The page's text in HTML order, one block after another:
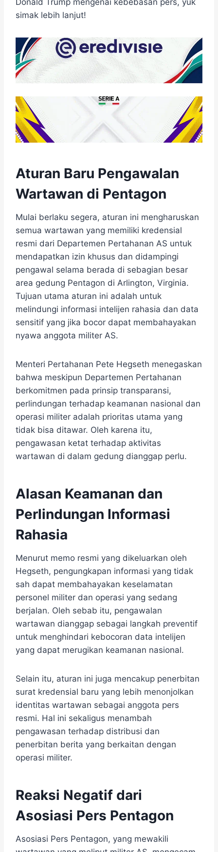
simak lebih lanjut!
Aturan Baru Pengawalan
Wartawan di Pentagon
Mulai berlaku segera, aturan ini mengharuskan
semua wartawan yang memiliki kredensial
resmi dari Departemen Pertahanan AS untuk
mendapatkan izin khusus dan didampingi
pengawal selama berada di sebagian besar
area gedung Pentagon di Arlington, Virginia.
Tujuan utama aturan ini adalah untuk
melindungi informasi intelijen rahasia dan data
sensitif yang jika bocor dapat membahayakan
nyawa anggota militer AS.
Menteri Pertahanan Pete Hegseth menegaskan
bahwa meskipun Departemen Pertahanan
berkomitmen pada prinsip transparansi,
perlindungan terhadap keamanan nasional dan
operasi militer adalah prioritas utama yang
tidak bisa ditawar. Oleh karena itu,
pengawasan ketat terhadap aktivitas
wartawan di dalam gedung dianggap perlu.
Alasan Keamanan dan
Perlindungan Informasi
Rahasia
Menurut memo resmi yang dikeluarkan oleh
Hegseth, pengungkapan informasi yang tidak
sah dapat membahayakan keselamatan
personel militer dan operasi yang sedang
berjalan. Oleh sebab itu, pengawalan
wartawan dianggap sebagai langkah preventif
untuk menghindari kebocoran data intelijen
yang dapat merugikan keamanan nasional.
Selain itu, aturan ini juga mencakup penerbitan
surat kredensial baru yang lebih menonjolkan
identitas wartawan sebagai anggota pers
resmi. Hal ini sekaligus menambah
pengawasan terhadap distribusi dan
penerbitan berita yang berkaitan dengan
operasi militer.
Reaksi Negatif dari
Asosiasi Pers Pentagon
Asosiasi Pers Pentagon, yang mewakili